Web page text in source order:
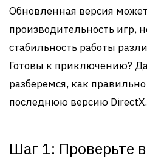
Обновленная версия
производительность игр,
стабильность работы
Готовы к приключению?
разберемся, как
последнюю версию DirectX.
Шаг 1: Проверьте